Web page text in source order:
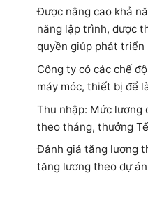
Được nâng cao khả
năng lập trình, được
quyền giúp phát triển
Công ty có các chế
máy móc, thiết bị để
Thu nhập: Mức lương
theo tháng, thưởng
Đánh giá tăng lương
tăng lương theo dự án